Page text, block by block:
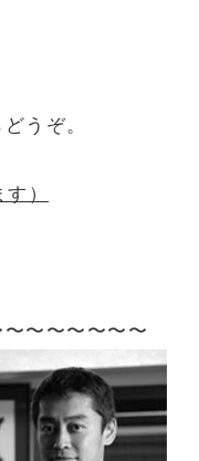
うぞ。
）
〜〜〜〜〜〜